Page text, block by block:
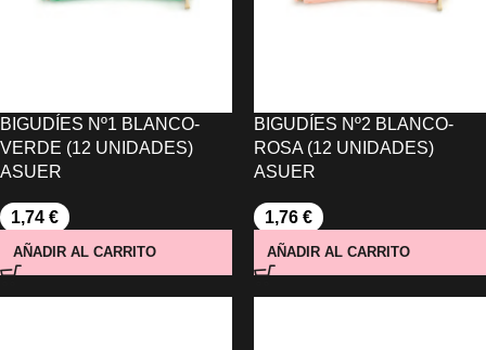
BIGUDÍES Nº1 BLANCO-
VERDE (12 UNIDADES)
ASUER
1,74 €
AÑADIR AL CARRITO
BIGUDÍES Nº2 BLANCO-
ROSA (12 UNIDADES)
ASUER
1,76 €
AÑADIR AL CARRITO